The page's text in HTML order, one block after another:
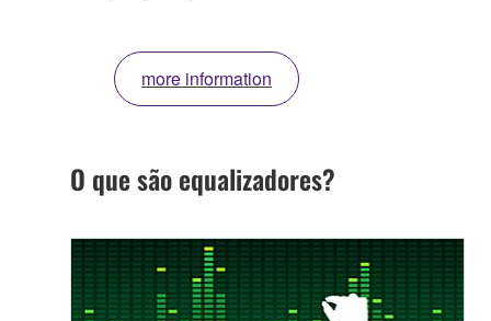
more information
O que são equalizadores?